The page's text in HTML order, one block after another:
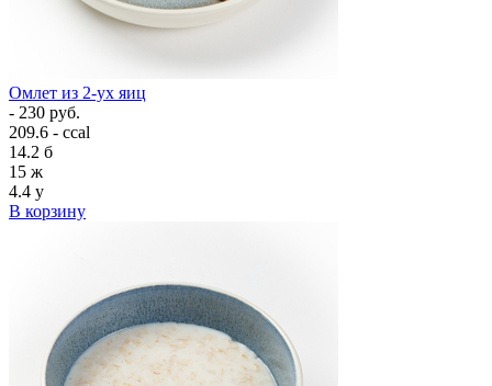
Омлет из 2-ух яиц
- 230 руб.
209.6 - ccal
14.2 б
15 ж
4.4 у
В корзину